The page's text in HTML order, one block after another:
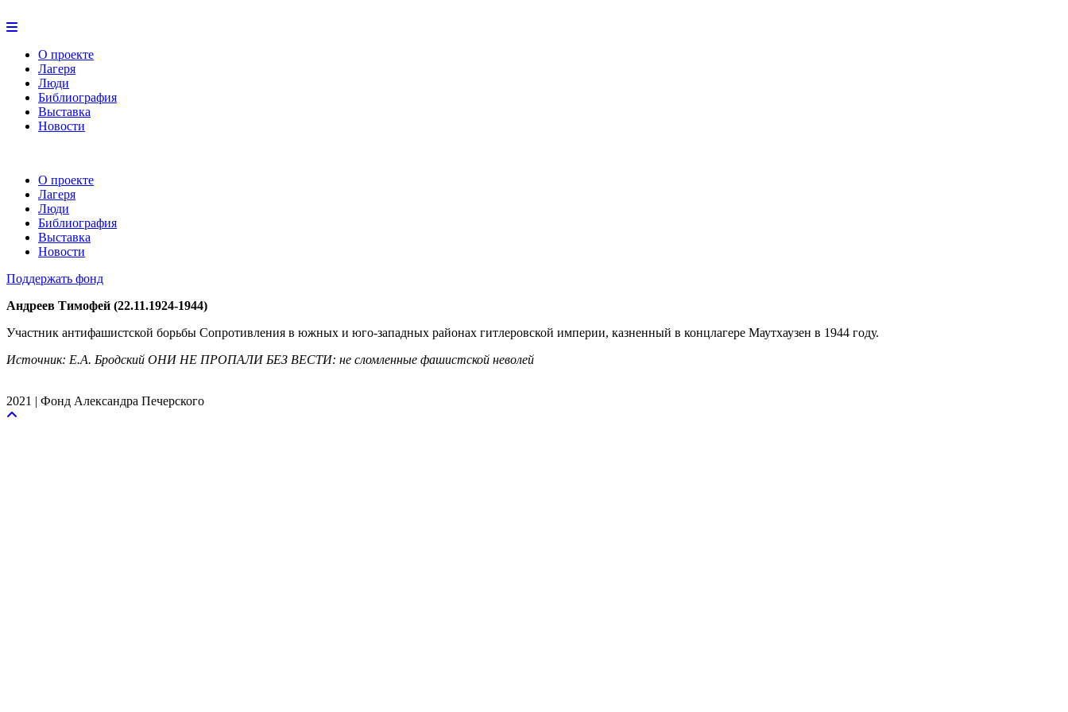
О проекте
Лагеря
Люди
Библиография
Выставка
Новости
О проекте
Лагеря
Люди
Библиография
Выставка
Новости
Поддержать фонд
Андреев Тимофей (22.11.1924-1944)
Участник антифашистской борьбы Сопротивления в южных и юго-западных районах гитлеровской империи, казненный в концлагере Маутхаузен в 1944 году.
Источник: Е.А. Бродский ОНИ НЕ ПРОПАЛИ БЕЗ ВЕСТИ: не сломленные фашистской неволей
2021 | Фонд Александра Печерского